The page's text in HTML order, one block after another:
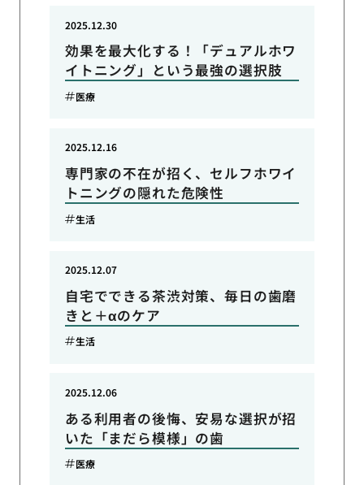
効果を最大化する！「デュアルホワ
イトニング」という最強の選択肢
2025.12.30
医療
専門家の不在が招く、セルフホワイ
トニングの隠れた危険性
2025.12.16
生活
自宅でできる茶渋対策、毎日の歯磨
きと＋αのケア
2025.12.07
生活
ある利用者の後悔、安易な選択が招
いた「まだら模様」の歯
2025.12.06
医療